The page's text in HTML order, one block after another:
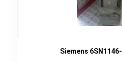
Siemens